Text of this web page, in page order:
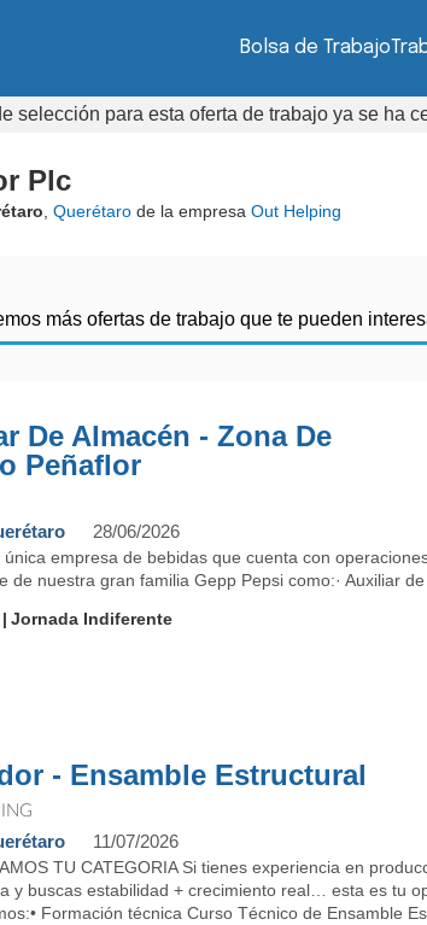
Bolsa de Trabajo
selección para esta oferta de trabajo ya se ha
Plc
Querétaro de la empresa Out Helping
más ofertas de trabajo que te pueden
De Almacén - Zona De
Peñaflor
28/06/2026
única empresa de bebidas que cuenta con
de nuestra gran familia Gepp Pepsi como:· Auxiliar de
Jornada Indiferente
- Ensamble Estructural
11/07/2026
TU CATEGORIA Si tienes experiencia en
y buscas estabilidad + crecimiento real… esta es tu
Formación técnica Curso Técnico de Ensamble